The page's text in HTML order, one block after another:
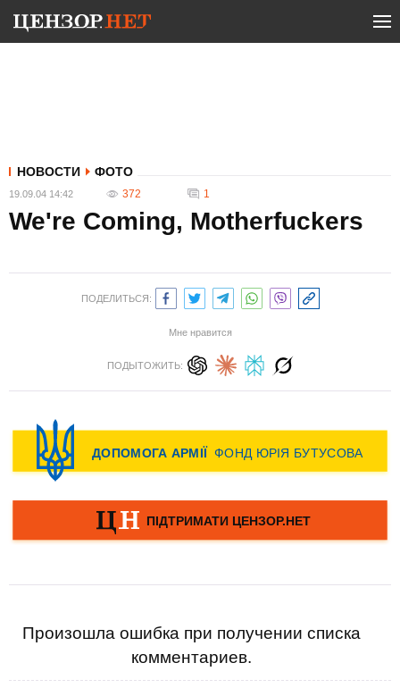
НОВОСТИ ФОТО
19.09.04 14:42 372 1
We're Coming, Motherfuckers
ПОДЕЛИТЬСЯ:
Мне нравится
ПОДЫТОЖИТЬ:
Произошла ошибка при получении списка
комментариев.